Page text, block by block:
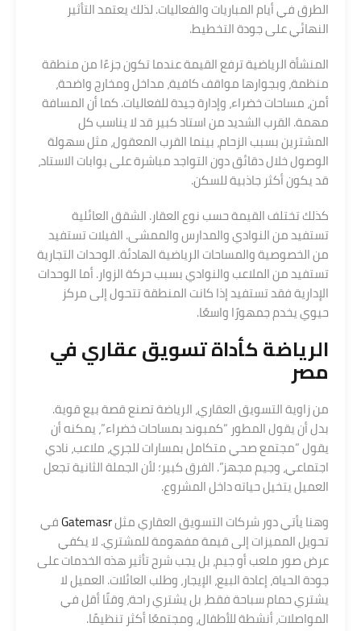
الطرق في أيام المباريات والفعاليات. لذلك يعتمد التأثير
النهائي على جودة التخطيط.
المنشأة الرياضية ترفع القيمة عندما تكون جزءًا من منطقة
منظمة، وبجوارها مواقف كافية، مداخل ومخارج واضحة،
أمن، مساحات خضراء، وإدارة جيدة للفعاليات. كما أن المسافة
مهمة. القرب الشديد من استاد كبير قد لا يناسب كل
المشترين بسبب الزحام، بينما القرب المعقول، مثل سهولة
الوصول خلال دقائق دون التواجد مباشرة على بوابات الاستاد،
قد يكون أكثر جاذبية للسكن.
كذلك تختلف القيمة حسب نوع العقار. الشقق العائلية
تستفيد من النوادي والمدارس والممشى. الفيلات تستفيد
من الخصوصية والمساحات الرياضية الهادئة. الوحدات التجارية
تستفيد من الملاعب والنوادي بسبب حركة الزوار. أما الوحدات
الإدارية فقد تستفيد إذا كانت المنطقة تتحول إلى مركز
حيوي يخدم جمهورًا واسعًا.
الرياضة كأداة تسويق عقاري في
مصر
من زاوية التسويق العقاري، الرياضة تصنع قصة بيع قوية.
بدل أن يقول المطور “كمبوند بمساحات خضراء”، يمكنه أن
يقول “مجتمع صحي متكامل بمسارات للجري، ملاعب، نادي
اجتماعي، وجيم مجهز”. الفرق كبير؛ لأن الجملة الثانية تجعل
العميل يتخيل حياته داخل المشروع.
وهنا يأتي دور شركات التسويق العقاري مثلGatemasrفي
تحويل المميزات إلى قيمة مفهومة للمشتري. لا يكفي
عرض صور ملعب أو جيم، بل يجب شرح تأثير هذه الخدمات على
جودة الحياة، إعادة البيع، الإيجار، وطلب العائلات. العميل لا
يشتري حمام سباحة فقط، بل يشتري راحة، وقتًا أقل في
المواصلات، أنشطة للأطفال، ومجتمعًا أكثر تنظيمًا.